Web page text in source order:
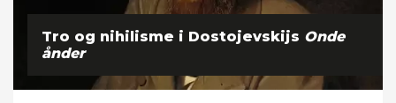
Tro og nihilisme i Dostojevskijs Onde
ånder